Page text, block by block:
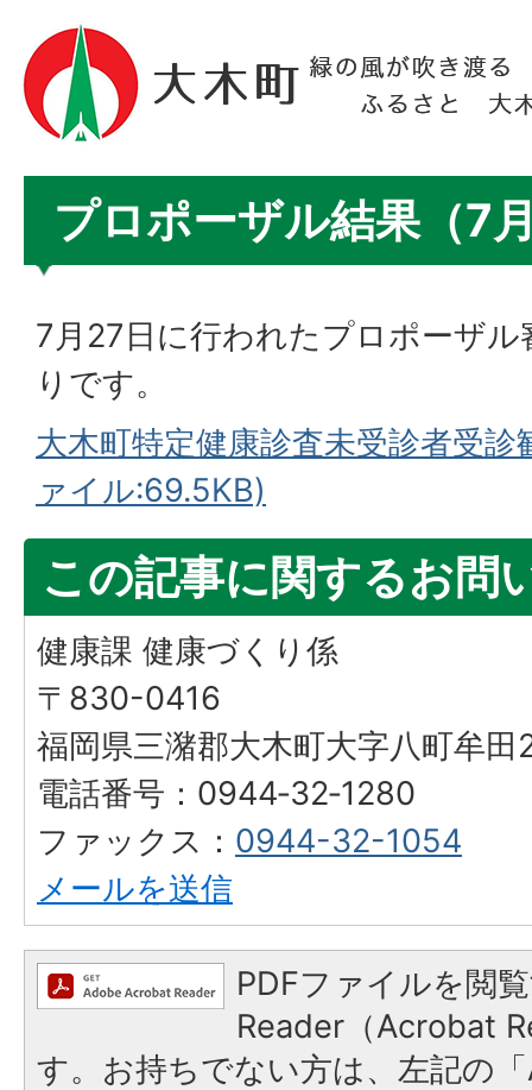
プロポーザル結果（7
7月27日に行われたプロポーザ
りです。
大木町特定健康診査未受診者受
ァイル:69.5KB)
この記事に関するお問
健康課 健康づくり係
〒830-0416
福岡県三潴郡大木町大字八町牟
電話番号：0944‐32‐1280
ファックス： 0944-32-1054
メールを送信
PDFファイルを閲
Reader（Acrobat
す。お持ちでない方は、左記の